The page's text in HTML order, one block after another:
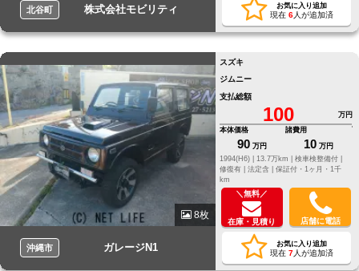
北谷町 株式会社モビリティ お気に入り追加
現在 6人が追加済
8枚
沖縄市 ガレージN1
スズキ
ジムニー
支払総額
100
万円
本体価格
90 万円
諸費用
10 万円
1994(H6) |
13.7万km |
検車検整備付 |
修復有 | 法定含 | 保証付・1ヶ月・1千
km
＼無料／
在庫・見積り 店舗に電話
お気に入り追加
現在 7人が追加済